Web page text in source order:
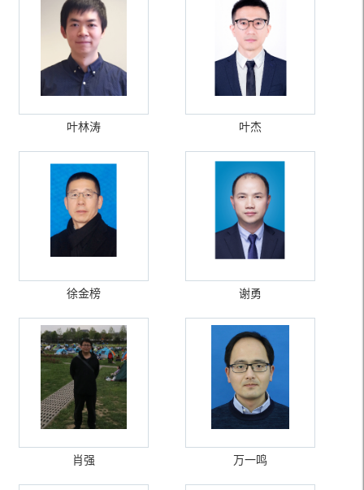
叶林涛 叶杰
徐金榜 谢勇
肖强 万一鸣